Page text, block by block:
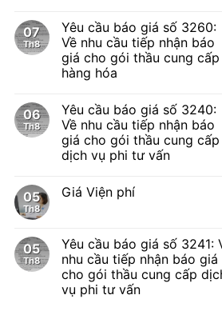
07
Th8
Yêu cầu báo giá số 3260:
Về nhu cầu tiếp nhận báo
giá cho gói thầu cung cấp
hàng hóa
06
Th8
Yêu cầu báo giá số 3240:
Về nhu cầu tiếp nhận báo
giá cho gói thầu cung cấp
dịch vụ phi tư vấn
05
Th8
Giá Viện phí
05
Th8
Yêu cầu báo giá số 3241:
nhu cầu tiếp nhận báo giá
cho gói thầu cung cấp
vụ phi tư vấn